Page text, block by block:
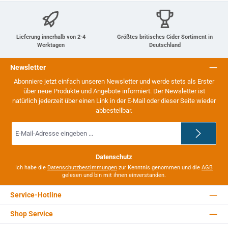
Lieferung innerhalb von 2-4
Werktagen
Größtes britisches Cider Sortiment in
Deutschland
Newsletter
Abonniere jetzt einfach unseren Newsletter und werde stets als Erster
über neue Produkte und Angebote informiert. Der Newsletter ist
natürlich jederzeit über einen Link in der E-Mail oder dieser Seite wieder
abbestellbar.
Mail-
Datenschutz
Ich habe die Datenschutzbestimmungen zur Kenntnis genommen und die AGB
gelesen und bin mit ihnen einverstanden.
Service-Hotline
Shop Service